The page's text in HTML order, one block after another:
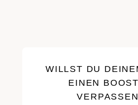
WILLST DU
EINEN